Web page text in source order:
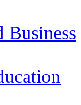
Business